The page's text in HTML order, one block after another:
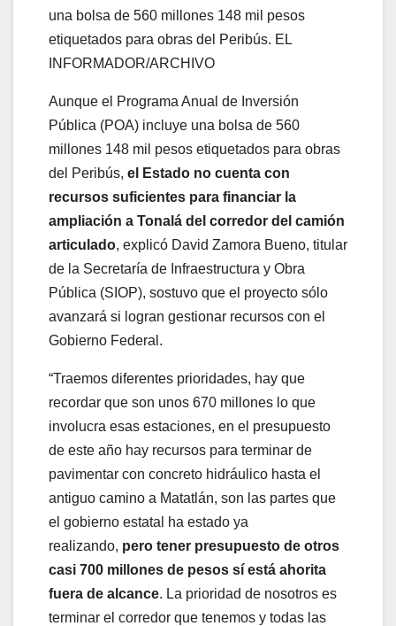
una bolsa de 560 millones 148 mil pesos
etiquetados para obras del Peribús. EL
INFORMADOR/ARCHIVO
Aunque el Programa Anual de Inversión
Pública (POA) incluye una bolsa de 560
millones 148 mil pesos etiquetados para obras
del Peribús, el Estado no cuenta con
recursos suficientes para financiar la
ampliación a Tonalá del corredor del camión
articulado, explicó David Zamora Bueno, titular
de la Secretaría de Infraestructura y Obra
Pública (SIOP), sostuvo que el proyecto sólo
avanzará si logran gestionar recursos con el
Gobierno Federal.
“Traemos diferentes prioridades, hay que
recordar que son unos 670 millones lo que
involucra esas estaciones, en el presupuesto
de este año hay recursos para terminar de
pavimentar con concreto hidráulico hasta el
antiguo camino a Matatlán, son las partes que
el gobierno estatal ha estado ya
realizando, pero tener presupuesto de otros
casi 700 millones de pesos sí está ahorita
fuera de alcance. La prioridad de nosotros es
terminar el corredor que tenemos y todas las